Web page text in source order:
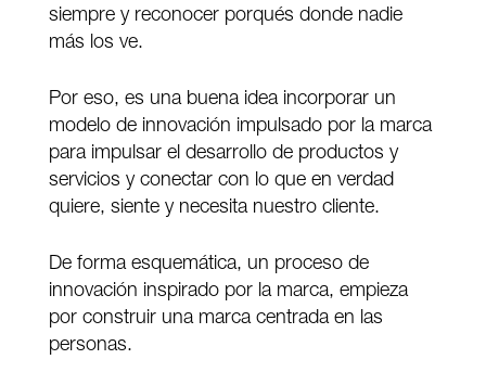
siempre y reconocer porqués donde nadie
más los ve.
Por eso, es una buena idea incorporar un
modelo de innovación impulsado por la marca
para impulsar el desarrollo de productos y
servicios y conectar con lo que en verdad
quiere, siente y necesita nuestro cliente.
De forma esquemática, un proceso de
innovación inspirado por la marca, empieza
por construir una marca centrada en las
personas.